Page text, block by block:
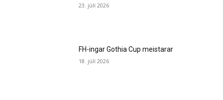
23. júlí 2026
FH-ingar Gothia Cup meistarar
18. júlí 2026